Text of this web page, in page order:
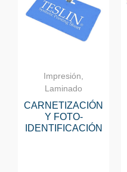
Impresión,
Laminado
CARNETIZACIÓN
Y FOTO-
IDENTIFICACIÓN